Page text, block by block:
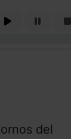
del